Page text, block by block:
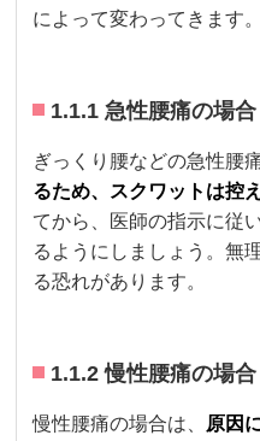
によって変わってきます。
1.1.1 急性腰痛の場合
ぎっくり腰などの急性腰
るため、スクワットは控
てから、医師の指示に従
るようにしましょう。無
る恐れがあります。
1.1.2 慢性腰痛の場合
慢性腰痛の場合は、
原因